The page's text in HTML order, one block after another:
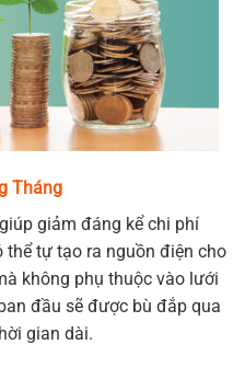
Tháng
giảm đáng kể chi phí
thể tự tạo ra nguồn điện cho
không phụ thuộc vào lưới
đầu sẽ được bù đắp qua
gian dài.